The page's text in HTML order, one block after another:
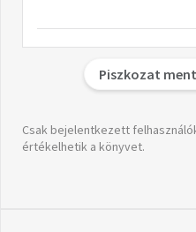
Piszkozat
Csak bejelentkezett
értékelhetik a könyvet.